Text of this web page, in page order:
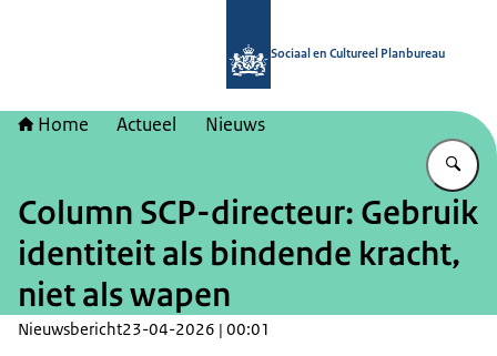
Sociaal en Cultureel Planbureau
Home Actueel Nieuws
Column SCP-directeur: Gebruik
identiteit als bindende kracht,
niet als wapen
Nieuwsbericht23-04-2026 | 00:01